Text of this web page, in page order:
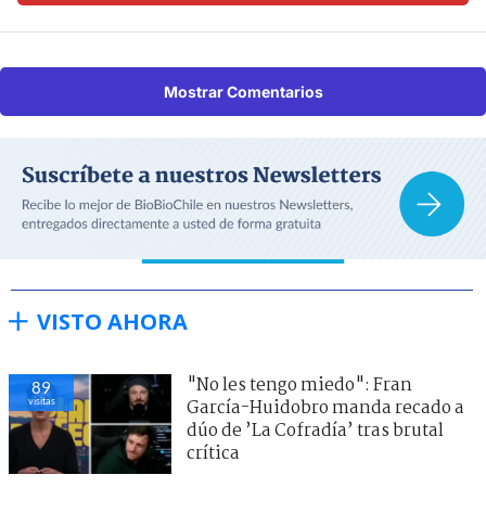
Mostrar Comentarios
VISTO AHORA
89
visitas
"No les tengo miedo": Fran
García-Huidobro manda recado a
dúo de ’La Cofradía’ tras brutal
crítica